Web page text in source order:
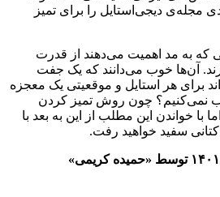
پیشنهادی مجله‌ی دیجی‌استایل را برای تمیز
که به مد اهمیت می‌دهند از قدرت
آن‌ها خوب می‌دانند که یک جفت
برای هر استایل و موقعیتی یک معجزه
نمی‌کنیم؟ چون روش تمیز کردن
با خواندن این مطلب از این به بعد با
سفید خواهید رفت.
این مطلب در تاریخ ۱۴۰۱/۰۶/۱۹ توسط «حمیده کریمی»